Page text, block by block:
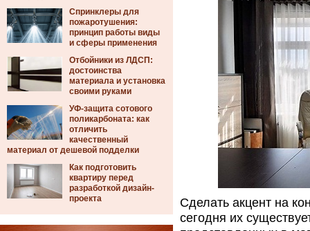
Спринклеры для
пожаротушения:
принцип работы виды
и сферы применения
Отбойники из ЛДСП:
достоинства
материала и установка
своими руками
УФ-защита сотового
поликарбоната: как
отличить
качественный
материал от дешевой подделки
Как подготовить
квартиру перед
разработкой дизайн-
проекта
Сделать акцент на
сегодня их